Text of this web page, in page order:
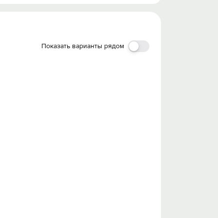
Показать варианты рядом